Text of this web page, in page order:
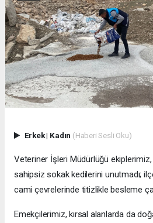
Erkek| Kadın (Haberi Sesli Oku)
Veteriner İşleri Müdürlüğü ekiplerimiz,
sahipsiz sokak kedilerini unutmadı;
cami çevrelerinde titizlikle besleme
Emekçilerimiz, kırsal alanlarda da